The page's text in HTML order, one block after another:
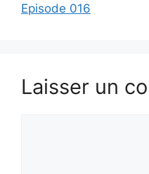
Episode 016
Laisser un